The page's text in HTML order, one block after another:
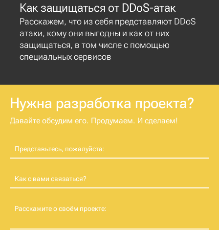
Как защищаться от DDoS-атак
Расскажем, что из себя представляют DDoS
атаки, кому они выгодны и как от них
защищаться, в том числе с помощью
специальных сервисов
Нужна разработка проекта?
Давайте обсудим его. Продумаем. И сделаем!
Представьтесь, пожалуйста:
Как с вами связаться?
Расскажите о своём проекте: